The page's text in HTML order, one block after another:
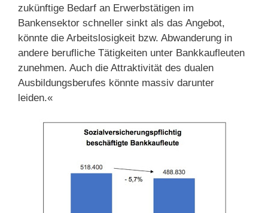
zukünftige Bedarf an Erwerbstätigen im
Bankensektor schneller sinkt als das Angebot,
könnte die Arbeitslosigkeit bzw. Abwanderung in
andere berufliche Tätigkeiten unter Bankkaufleuten
zunehmen. Auch die Attraktivität des dualen
Ausbildungsberufes könnte massiv darunter
leiden.«